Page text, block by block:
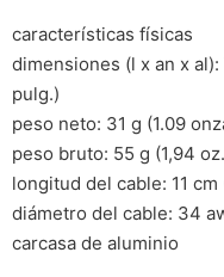
características físicas
dimensiones (l x an x
pulg.)
peso neto: 31 g (1.09
peso bruto: 55 g (1,94
longitud del cable: 11 cm
diámetro del cable: 34
carcasa de aluminio